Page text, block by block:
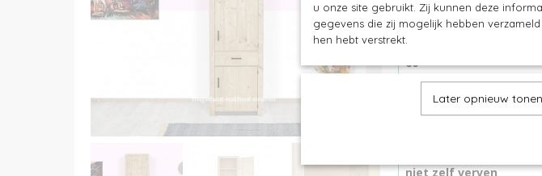
Levertijd 2-5 weken
Breedte kast
u onze site gebruikt. Zij kunnen deze
gegevens die zij mogelijk hebben
hen hebt verstrekt.
Later opnieuw tonen